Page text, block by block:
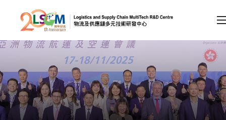
跳到内容（按回车键）
会员登录
A A EN 繁 简